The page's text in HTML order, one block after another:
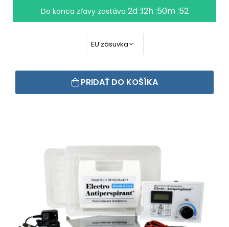
Do konca zľavy zostáva2d :12h :50m :51
PRIDAŤ DO KOŠÍKA